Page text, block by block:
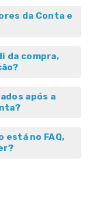
da Conta e
da compra,
após a
está no FAQ,